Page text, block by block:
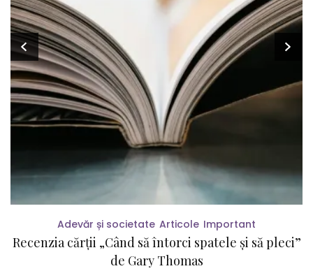
Adevăr și societate Articole Important
Recenzia cărții „Când să întorci spatele și să pleci”
de Gary Thomas